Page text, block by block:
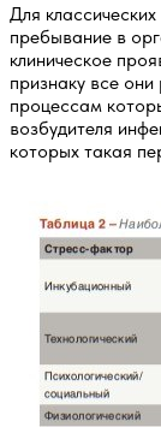
Для
пребывание в
клиническое
признаку все
процессам
возбудителя
которых такая